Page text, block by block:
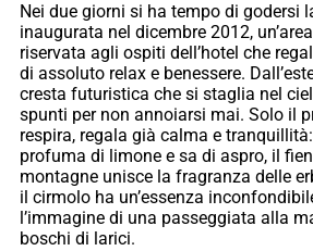
Nei due giorni si ha tempo di godersi
inaugurata nel dicembre 2012,
riservata agli ospiti dell’hotel che
di assoluto relax e benessere.
cresta futuristica che si staglia nel
spunti per non annoiarsi mai. Solo il
respira, regala già calma e
profuma di limone e sa di aspro, il
montagne unisce la fragranza delle
il cirmolo ha un’essenza
l’immagine di una passeggiata alla
boschi di larici.